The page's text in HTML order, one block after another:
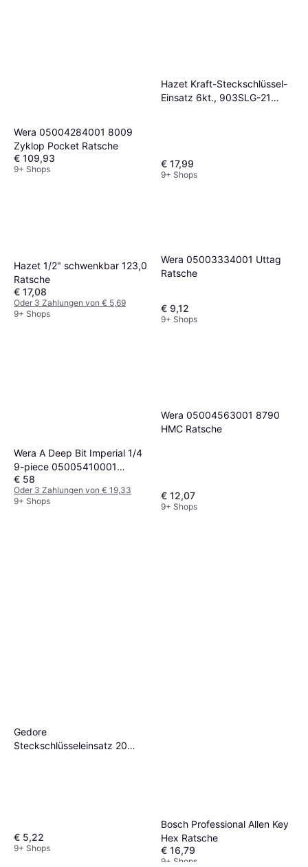
Wera 05004284001 8009
Zyklop Pocket Ratsche
€ 109,93
9+ Shops
Hazet Kraft-Steckschlüssel-
Einsatz 6kt., 903SLG-21
€ 17,99
9+ Shops
Hazet 1/2" schwenkbar 123,0
Ratsche
€ 17,08
Oder 3 Zahlungen von € 5,69
9+ Shops
Wera 05003334001 Uttag
Ratsche
€ 9,12
9+ Shops
Wera A Deep Bit Imperial 1/4
9-piece 05005410001
Ratsche
€ 58
Oder 3 Zahlungen von € 19,33
9+ Shops
Wera 05004563001 8790
HMC Ratsche
€ 12,07
9+ Shops
Gedore
Steckschlüsseleinsatz 20
€ 5,22
9+ Shops
Bosch Professional Allen Key
Hex Ratsche
€ 16,79
9+ Shops